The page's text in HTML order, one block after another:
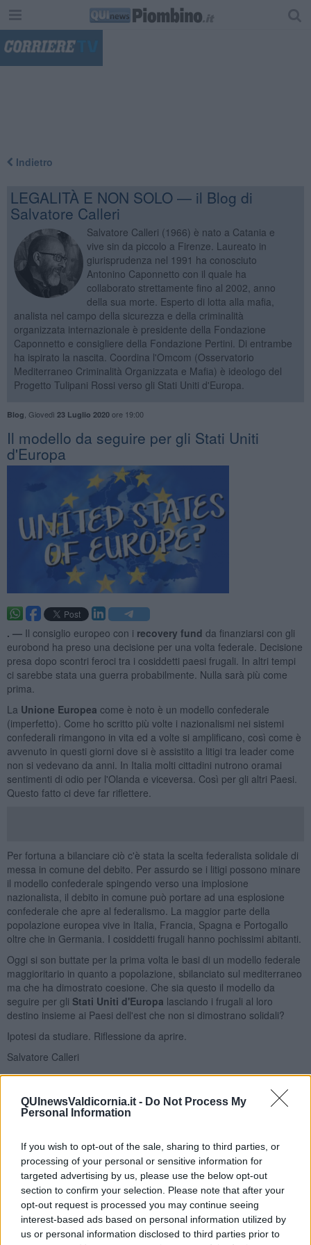
QUInewsValdicornia.it - Do Not Process My
Personal Information
If you wish to opt-out of the sale, sharing to third parties, or
processing of your personal or sensitive information for
targeted advertising by us, please use the below opt-out
section to confirm your selection. Please note that after your
opt-out request is processed you may continue seeing
interest-based ads based on personal information utilized by
us or personal information disclosed to third parties prior to
Indietro
LEGALITÀ E NON SOLO — il Blog di
Salvatore Calleri
Salvatore Calleri (1966) è nato a Catania e
vive sin da piccolo a Firenze. Laureato in
giurisprudenza nel 1991 ha conosciuto
Antonino Caponnetto con il quale ha
collaborato strettamente fino al 2002, anno
della sua morte. Esperto di lotta alla mafia,
analista nel campo della sicurezza e della criminalità
organizzata internazionale è presidente della Fondazione
Caponnetto e consigliere della Fondazione Pertini. Di entrambe
ha ispirato la nascita. Coordina l'Omcom (Osservatorio
Mediterraneo Criminalità Organizzata e Mafia) è ideologo del
Progetto Tulipani Rossi verso gli Stati Uniti d'Europa.
Blog Giovedì 23 Luglio 2020ore 19:00
Il modello da seguire per gli Stati Uniti
d'Europa
. — Il consiglio europeo con i recovery fund da finanziarsi con gli
eurobond ha preso una decisione per una volta federale. Decisione
presa dopo scontri feroci tra i cosiddetti paesi frugali. In altri tempi
ci sarebbe stata una guerra probabilmente. Nulla sarà più come
prima.
La Unione Europea come è noto è un modello confederale
(imperfetto). Come ho scritto più volte i nazionalismi nei sistemi
confederali rimangono in vita ed a volte si amplificano, così come è
avvenuto in questi giorni dove si è assistito a litigi tra leader come
non si vedevano da anni. In Italia molti cittadini nutrono oramai
sentimenti di odio per l'Olanda e viceversa. Così per gli altri Paesi.
Questo fatto ci deve far riflettere.
Per fortuna a bilanciare ciò c'è stata la scelta federalista solidale di
messa in comune del debito. Per assurdo se i litigi possono minare
il modello confederale spingendo verso una implosione
nazionalista, il debito in comune può portare ad una esplosione
confederale che apre al federalismo. La maggior parte della
popolazione europea vive in Italia, Francia, Spagna e Portogallo
oltre che in Germania. I cosiddetti frugali hanno pochissimi abitanti.
Oggi si son buttate per la prima volta le basi di un modello federale
maggioritario in quanto a popolazione, sbilanciato sul mediterraneo
ma che ha dimostrato coesione. Che sia questo il modello da
seguire per gli Stati Uniti d'Europa lasciando i frugali al loro
destino insieme ai Paesi dell'est che non si dimostrano solidali?
Ipotesi da studiare. Riflessione da aprire.
Salvatore Calleri
Se vuoi leggere le notizie principali della Toscana iscriviti alla
Newsletter QUInews - ToscanaMedia.Arriva gratis tutti i giorni
alle 20:00 direttamente nella tua casella di posta.
Basta cliccareQUI
Ti potrebbe interessare anche: